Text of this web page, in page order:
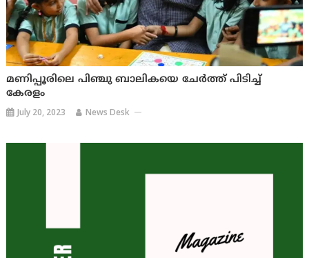
മണിപ്പൂരിലെ പിഞ്ചു ബാലികയെ ചേർത്ത് പിടിച്ച്
കേരളം
July 20, 2023 News Desk